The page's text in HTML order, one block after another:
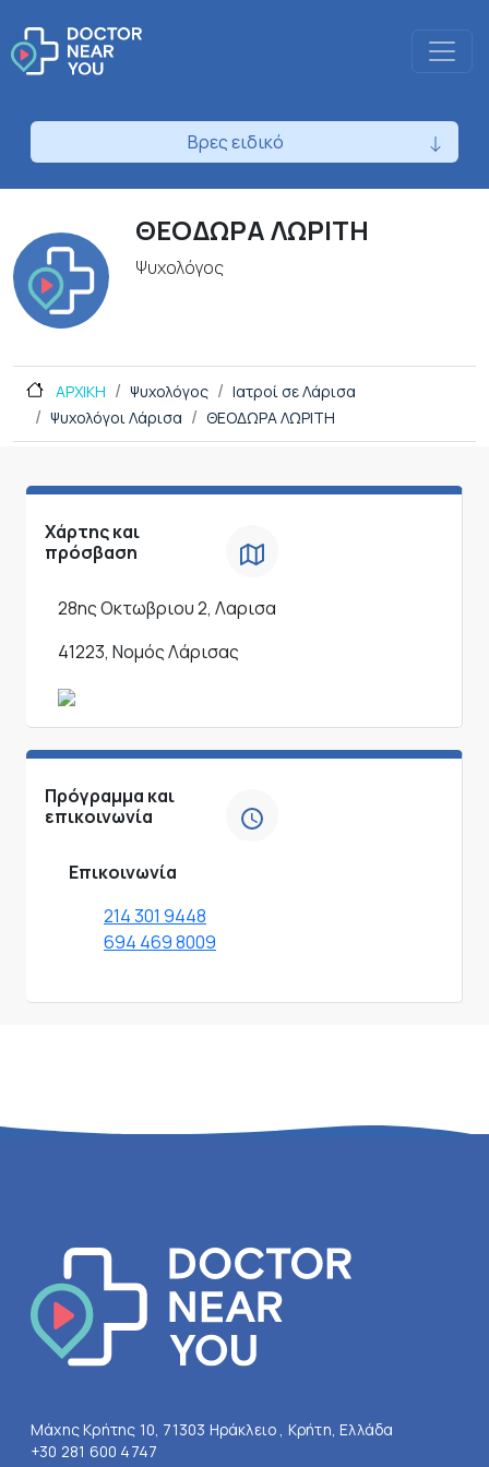
Βρες ειδικό
ΘΕΟΔΩΡΑ ΛΩΡΙΤΗ
Ψυχολόγος
ΑΡΧΙΚΗ Ψυχολόγος
Ιατροί σε Λάρισα
Ψυχολόγοι Λάρισα
ΘΕΟΔΩΡΑ ΛΩΡΙΤΗ
Χάρτης και
πρόσβαση
28ης Οκτωβριου 2, Λαρισα
41223, Νομός Λάρισας
Πρόγραμμα και
επικοινωνία
Επικοινωνία
214 301 9448
694 469 8009
Μάχης Κρήτης 10, 71303 Ηράκλειο , Κρήτη, Ελλάδα
+30 281 600 4747